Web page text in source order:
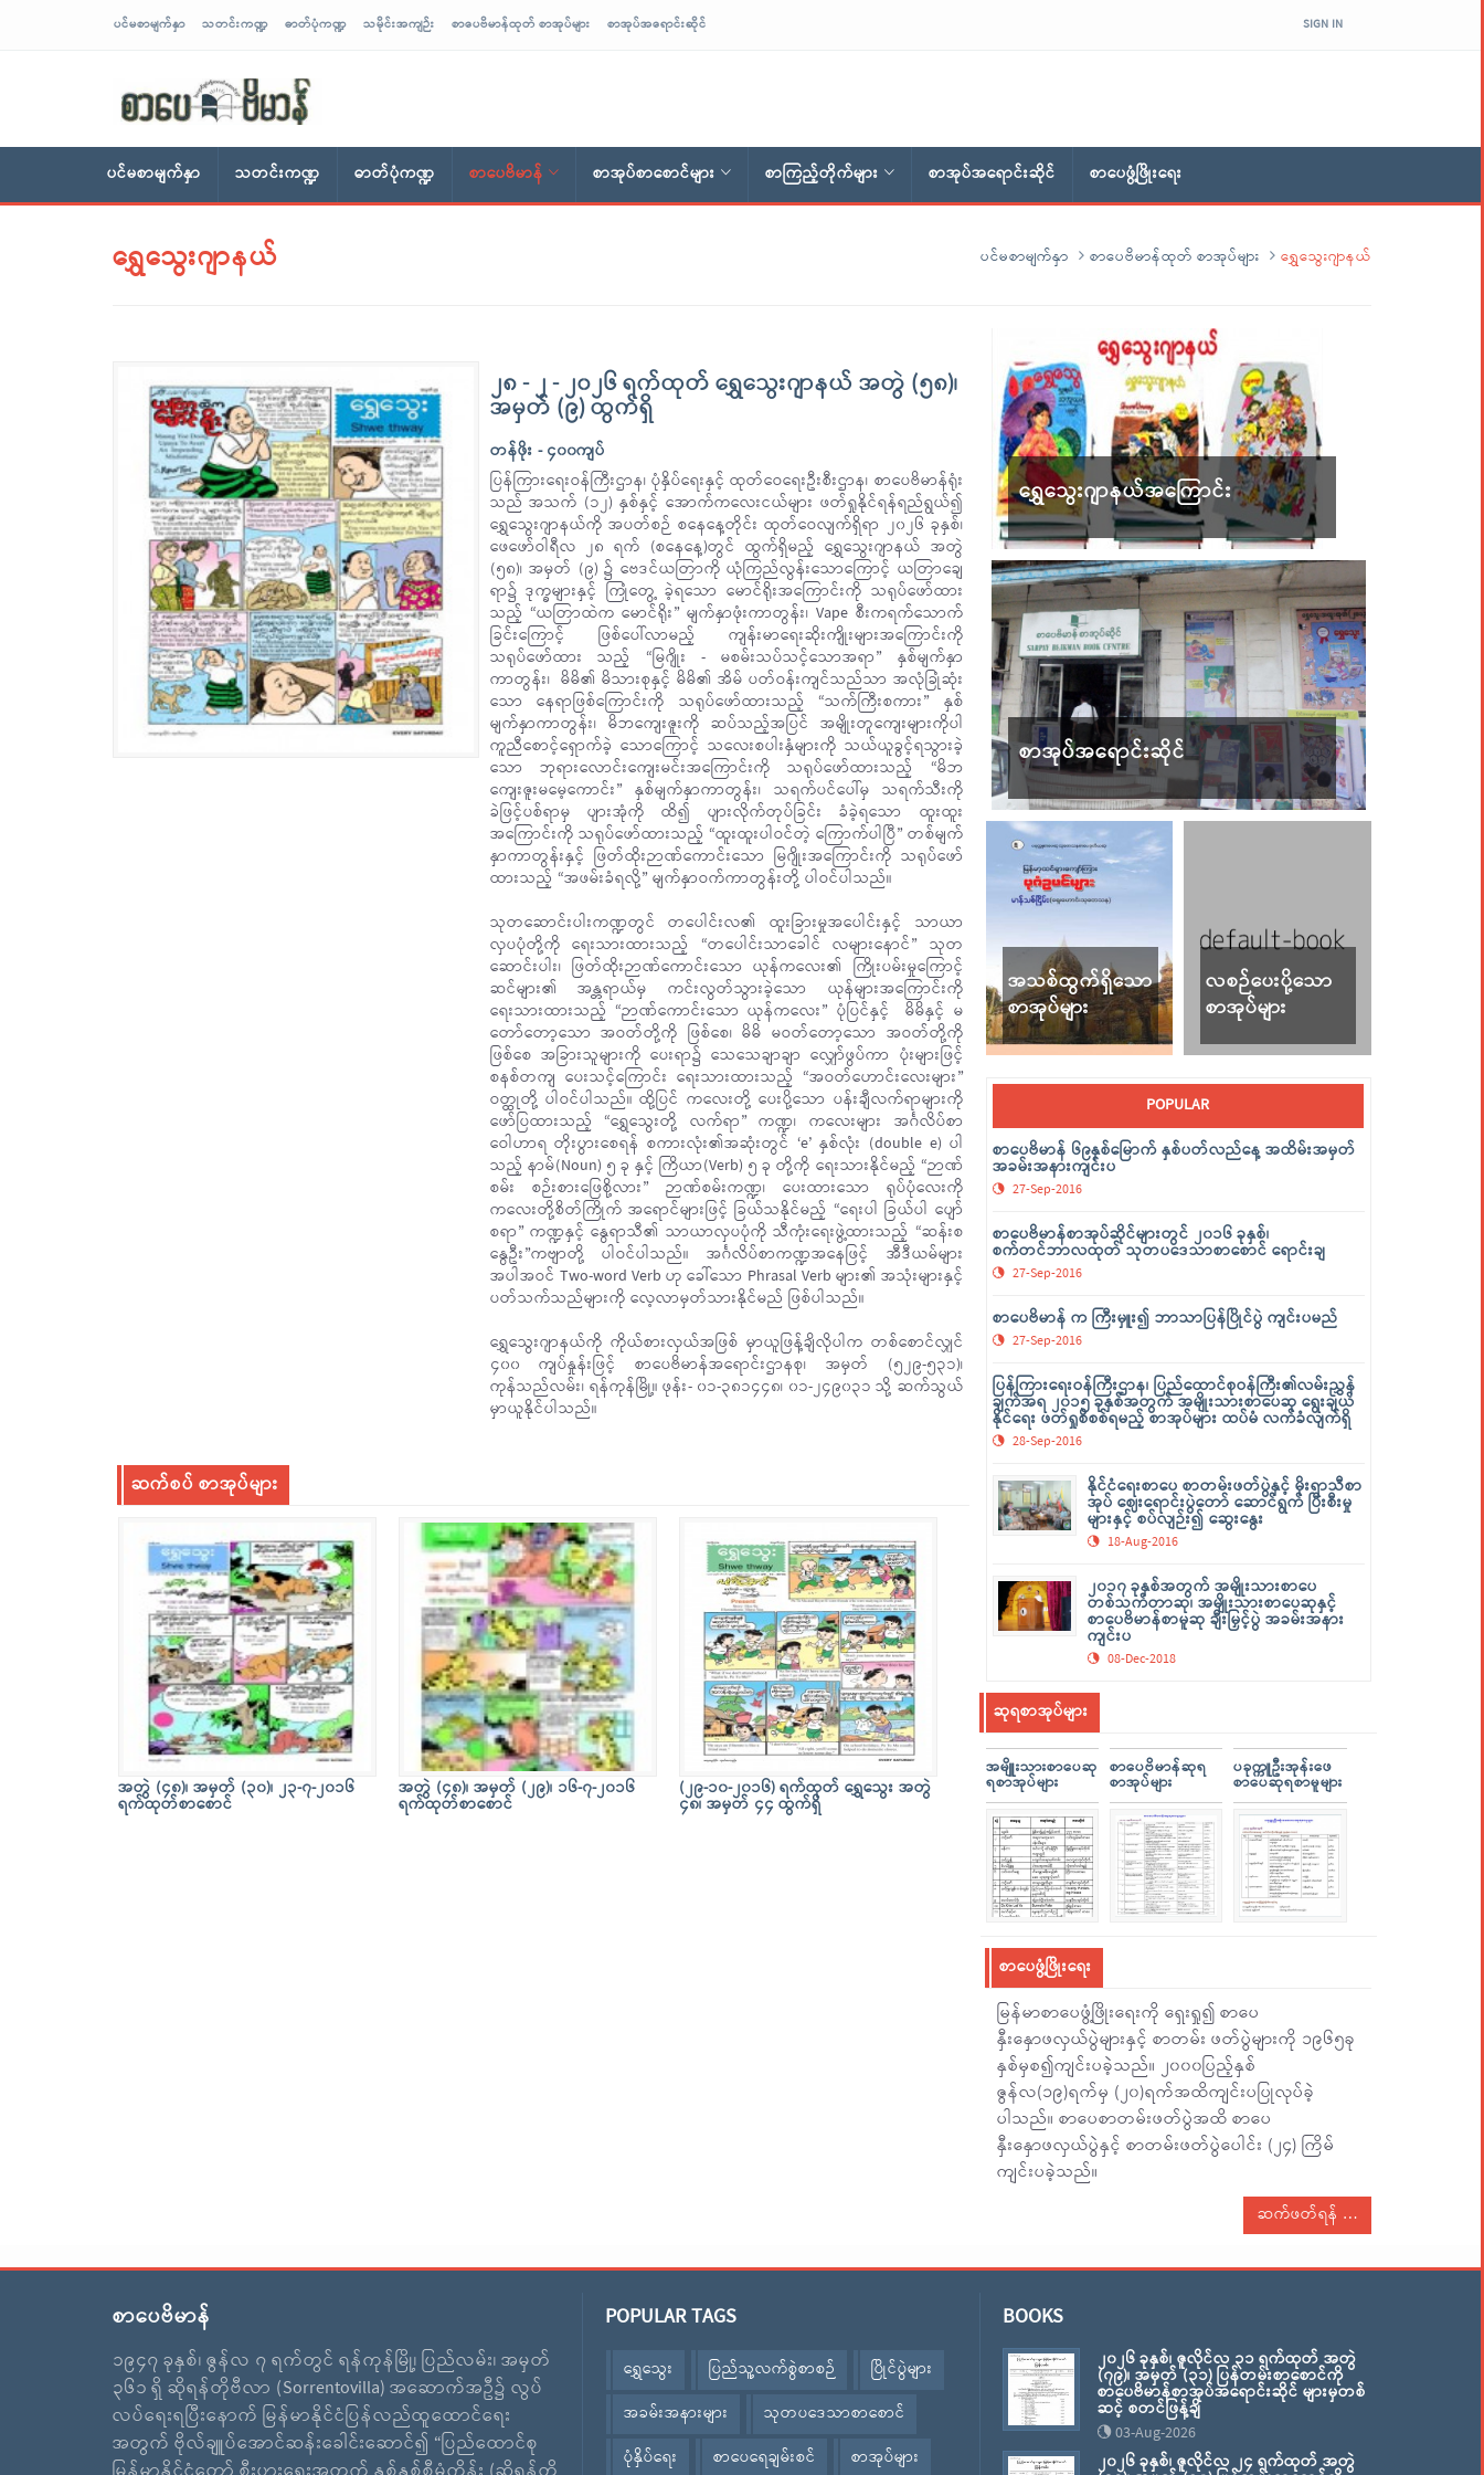
ပင်မစာမျက်နှာ သတင်းကဏ္ဍ ဓာတ်ပုံကဏ္ဍ သမိုင်းအကျဉ်း စာပေဗိမာန်ထုတ် စာအုပ်များ စာအုပ်အရောင်းဆိုင် SIGN IN
ပင်မစာမျက်နှာ သတင်းကဏ္ဍ ဓာတ်ပုံကဏ္ဍ စာပေဗိမာန် စာအုပ်စာစောင်များ စာကြည့်တိုက်များ စာအုပ်အရောင်းဆိုင် စာပေဖွံ့ဖြိုးရေး
ရွှေသွေးဂျာနယ် ပင်မစာမျက်နှာ စာပေဗိမာန်ထုတ် စာအုပ်များ ရွှေသွေးဂျာနယ်
၂၈ - ၂ - ၂၀၂၆ ရက်ထုတ် ရွှေသွေးဂျာနယ် အတွဲ (၅၈)၊
အမှတ် (၉) ထွက်ရှိ
တန်ဖိုး - ၄၀၀ကျပ်
ပြန်ကြားရေးဝန်ကြီးဌာန၊ ပုံနှိပ်ရေးနှင့် ထုတ်ဝေရေးဦးစီးဌာန၊ စာပေဗိမာန်ရုံး
သည် အသက် (၁၂) နှစ်နှင့် အောက်ကလေးငယ်များ ဖတ်ရှုနိုင်ရန်ရည်ရွယ်၍
ရွှေသွေးဂျာနယ်ကို အပတ်စဉ် စနေနေ့တိုင်း ထုတ်ဝေလျက်ရှိရာ ၂၀၂၆ ခုနှစ်၊
ဖေဖော်ဝါရီလ ၂၈ ရက် (စနေနေ့)တွင် ထွက်ရှိမည့် ရွှေသွေးဂျာနယ် အတွဲ
(၅၈)၊ အမှတ် (၉) ၌ ဗေဒင်ယတြာကို ယုံကြည်လွန်းသောကြောင့် ယတြာချေ
ရာ၌ ဒုက္ခများနှင့် ကြုံတွေ့ ခဲ့ရသော မောင်ရိုးအကြောင်းကို သရုပ်ဖော်ထား
သည့် “ယတြာထဲက မောင်ရိုး” မျက်နှာဖုံးကာတွန်း၊ Vape စီးကရက်သောက်
ခြင်းကြောင့် ဖြစ်ပေါ်လာမည့် ကျန်းမာရေးဆိုးကျိုးများအကြောင်းကို
သရုပ်ဖော်ထား သည့် “မြဂျိုး - မစမ်းသပ်သင့်သောအရာ” နှစ်မျက်နှာ
ကာတွန်း၊ မိမိ၏ မိသားစုနှင့် မိမိ၏ အိမ် ပတ်ဝန်းကျင်သည်သာ အလုံခြုံဆုံး
သော နေရာဖြစ်ကြောင်းကို သရုပ်ဖော်ထားသည့် “သက်ကြီးစကား” နှစ်
မျက်နှာကာတွန်း၊ မိဘကျေးဇူးကို ဆပ်သည့်အပြင် အမျိုးတူကျေးများကိုပါ
ကူညီစောင့်ရှောက်ခဲ့ သောကြောင့် သလေးစပါးနှံများကို သယ်ယူခွင့်ရသွားခဲ့
သော ဘုရားလောင်းကျေးမင်းအကြောင်းကို သရုပ်ဖော်ထားသည့် “မိဘ
ကျေးဇူးမမေ့ကောင်း” နှစ်မျက်နှာကာတွန်း၊ သရက်ပင်ပေါ်မှ သရက်သီးကို
ခဲဖြင့်ပစ်ရာမှ ပျားအုံကို ထိ၍ ပျားလိုက်တုပ်ခြင်း ခံခဲ့ရသော ထူးထူး
အကြောင်းကို သရုပ်ဖော်ထားသည့် “ထူးထူးပါဝင်တဲ့ ကြောက်ပါပြီ” တစ်မျက်
နှာကာတွန်းနှင့် ဖြတ်ထိုးဉာဏ်ကောင်းသော မြဂျိုးအကြောင်းကို သရုပ်ဖော်
ထားသည့် “အဖမ်းခံရလို့” မျက်နှာဝက်ကာတွန်းတို့ ပါဝင်ပါသည်။
သုတဆောင်းပါးကဏ္ဍတွင် တပေါင်းလ၏ ထူးခြားမှုအပေါင်းနှင့် သာယာ
လှပပုံတို့ကို ရေးသားထားသည့် “တပေါင်းသာခေါင် လများနောင်” သုတ
ဆောင်းပါး၊ ဖြတ်ထိုးဉာဏ်ကောင်းသော ယုန်ကလေး၏ ကြိုးပမ်းမှုကြောင့်
ဆင်များ၏ အန္တရာယ်မှ ကင်းလွတ်သွားခဲ့သော ယုန်များအကြောင်းကို
ရေးသားထားသည့် “ဉာဏ်ကောင်းသော ယုန်ကလေး” ပုံပြင်နှင့် မိမိနှင့် မ
တော်တော့သော အဝတ်တို့ကို ဖြစ်စေ၊ မိမိ မဝတ်တော့သော အဝတ်တို့ကို
ဖြစ်စေ အခြားသူများကို ပေးရာ၌ သေသေချာချာ လျှော်ဖွပ်ကာ ပုံးများဖြင့်
စနစ်တကျ ပေးသင့်ကြောင်း ရေးသားထားသည့် “အဝတ်ဟောင်းလေးများ”
ဝတ္ထုတို့ ပါဝင်ပါသည်။ ထို့ပြင် ကလေးတို့ ပေးပို့သော ပန်းချီလက်ရာများကို
ဖော်ပြထားသည့် “ရွှေသွေးတို့ လက်ရာ” ကဏ္ဍ၊ ကလေးများ အင်္ဂလိပ်စာ
ဝေါဟာရ တိုးပွားစေရန် စကားလုံး၏အဆုံးတွင် ‘e’ နှစ်လုံး (double e) ပါ
သည့် နာမ်(Noun) ၅ ခု နှင့် ကြိယာ(Verb) ၅ ခု တို့ကို ရေးသားနိုင်မည့် “ဉာဏ်
စမ်း စဉ်းစားဖြေစို့လား” ဉာဏ်စမ်းကဏ္ဍ၊ ပေးထားသော ရုပ်ပုံလေးကို
ကလေးတို့စိတ်ကြိုက် အရောင်များဖြင့် ခြယ်သနိုင်မည့် “ရေးပါ ခြယ်ပါ ပျော်
စရာ” ကဏ္ဍနှင့် ‌နွေရာသီ၏ သာယာလှပပုံကို သီကုံးရေးဖွဲ့ထားသည့် “ဆန်းစ
နွေဦး”ကဗျာတို့ ပါဝင်ပါသည်။ အင်္ဂလိပ်စာကဏ္ဍအနေဖြင့် အီဒီယမ်များ
အပါအဝင် Two-word Verb ဟု ခေါ်သော Phrasal Verb များ၏ အသုံးများနှင့်
ပတ်သက်သည်များကို လေ့လာမှတ်သားနိုင်မည် ဖြစ်ပါသည်။
ရွှေသွေးဂျာနယ်ကို ကိုယ်စားလှယ်အဖြစ် မှာယူဖြန့်ချိလိုပါက တစ်စောင်လျှင်
၄၀၀ ကျပ်နှုန်းဖြင့် စာပေဗိမာန်အရောင်းဌာနစု၊ အမှတ် (၅၂၉-၅၃၁)၊
ကုန်သည်လမ်း၊ ရန်ကုန်မြို့။ ဖုန်း- ၀၁-၃၈၁၄၄၈၊ ၀၁-၂၄၉၀၃၁ သို့ ဆက်သွယ်
မှာယူနိုင်ပါသည်။
ဆက်စပ် စာအုပ်များ
အတွဲ (၄၈)၊ အမှတ် (၃၀)၊ ၂၃-၇-၂၀၁၆
ရက်ထုတ်စာစောင်
အတွဲ (၄၈)၊ အမှတ် (၂၉)၊ ၁၆-၇-၂၀၁၆
ရက်ထုတ်စာစောင်
(၂၉-၁၀-၂၀၁၆) ရက်ထုတ် ရွှေသွေး အတွဲ
၄၈၊ အမှတ် ၄၄ ထွက်ရှိ
ရွှေသွေးဂျာနယ်အကြောင်း
စာအုပ်အရောင်းဆိုင်
အသစ်ထွက်ရှိသော
စာအုပ်များ
လစဉ်ပေးပို့သော
စာအုပ်များ
POPULAR
စာပေဗိမာန် ၆၉နှစ်မြောက် နှစ်ပတ်လည်နေ့ အထိမ်းအမှတ်
အခမ်းအနားကျင်းပ
27-Sep-2016
စာပေဗိမာန်စာအုပ်ဆိုင်များတွင် ၂၀၁၆ ခုနှစ်၊
စက်တင်ဘာလထုတ် သုတပဒေသာစာစောင် ရောင်းချ
27-Sep-2016
စာပေဗိမာန် က ကြီးမှူး၍ ဘာသာပြန်ပြိုင်ပွဲ ကျင်းပမည်
27-Sep-2016
ပြန်ကြားရေးဝန်ကြီးဌာန၊ ပြည်ထောင်စုဝန်ကြီး၏လမ်းညွှန်
ချက်အရ ၂၀၁၅ ခုနှစ်အတွက် အမျိုးသားစာပေဆု ရွေးချယ်
နိုင်ရေး ဖတ်ရှုစိစစ်ရမည့် စာအုပ်များ ထပ်မံ လက်ခံလျက်ရှိ
28-Sep-2016
နိုင်ငံရေးစာပေ စာတမ်းဖတ်ပွဲနှင့် မိုးရာသီစာ
အုပ် ဈေးရောင်းပွဲတော် ဆောင်ရွက် ပြီးစီးမှု
များနှင့် စပ်လျဉ်း၍ ဆွေးနွေး
18-Aug-2016
၂၀၁၇ ခုနှစ်အတွက် အမျိုးသားစာပေ
တစ်သက်တာဆု၊ အမျိုးသားစာပေဆုနှင့်
စာပေဗိမာန်စာမူဆု ချီးမြှင့်ပွဲ အခမ်းအနား
ကျင်းပ
08-Dec-2018
ဆုရစာအုပ်များ
အမျိူးသားစာပေဆု
ရစာအုပ်များ
စာပေဗိမာန်ဆုရ
စာအုပ်များ
ပခုက္ကူဦးအုန်းဖေ
စာပေဆုရစာမူများ
စာပေဖွံ့ဖြိုးရေး
မြန်မာစာပေဖွံ့ဖြိုးရေးကို ရှေးရှု၍ စာပေ
နှီးနှောဖလှယ်ပွဲများနှင့် စာတမ်း ဖတ်ပွဲများကို ၁၉၆၅ခု
နှစ်မှစ၍ကျင်းပခဲ့သည်။ ၂၀၀၀ပြည့်နှစ်
ဇွန်လ(၁၉)ရက်မှ (၂၀)ရက်အထိကျင်းပပြုလုပ်ခဲ့
ပါသည်။ စာပေစာတမ်းဖတ်ပွဲအထိ စာပေ
နှီးနှောဖလှယ်ပွဲနှင့် စာတမ်းဖတ်ပွဲပေါင်း (၂၄) ကြိမ်
ကျင်းပခဲ့သည်။
ဆက်ဖတ်ရန်
စာပေဗိမာန်
၁၉၄၇ ခုနှစ်၊ ဇွန်လ ၇ ရက်တွင် ရန်ကုန်မြို့၊ ပြည်လမ်း၊ အမှတ်
၃၆၁ ရှိ ဆိုရန်တိုဗီလာ (Sorrentovilla) အဆောက်အဦ၌ လွပ်
လပ်ရေးရပြီးနောက် မြန်မာနိုင်ငံပြန်လည်ထူထောင်ရေး
အတွက် ဗိုလ်ချူပ်အောင်ဆန်းခေါင်းဆောင်၍ “ပြည်ထောင်စု
POPULAR TAGS
ရွှေသွေး ပြည်သူ့လက်စွဲစာစဉ်
ပြိုင်ပွဲများ
အခမ်းအနားများ
သုတပဒေသာစာစောင်
ပုံနှိပ်ရေး
စာပေရေချမ်းစင် စာအုပ်များ
BOOKS
၂၀၂၆ ခုနှစ်၊ ဇူလိုင်လ ၃၁ ရက်ထုတ် အတွဲ
(၇၉)၊ အမှတ် (၃၁) ပြန်တမ်းစာစောင်ကို
စာပေဗိမာန်စာအုပ်အရောင်းဆိုင် များမှတစ်
ဆင့် စတင်ဖြန့်ချိ
03-Aug-2026
၂၀၂၆ ခုနှစ်၊ ဇူလိုင်လ ၂၄ ရက်ထုတ် အတွဲ